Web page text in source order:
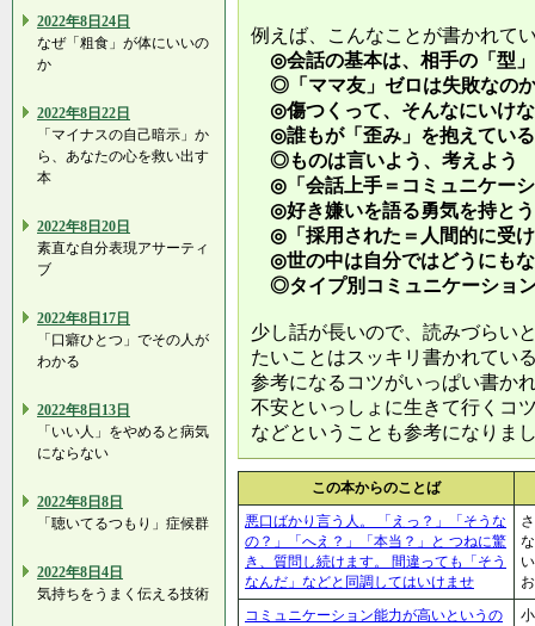
2022年8日24日
なぜ「粗食」が体にいいの
か
2022年8日22日
「マイナスの自己暗示」か
ら、あなたの心を救い出す
本
2022年8日20日
素直な自分表現アサーティ
ブ
2022年8日17日
「口癖ひとつ」でその人が
わかる
2022年8日13日
「いい人」をやめると病気
にならない
2022年8日8日
「聴いてるつもり」症候群
2022年8日4日
気持ちをうまく伝える技術
例えば、こんなことが書かれて
◎会話の基本は、相手の「型
◎「ママ友」ゼロは失敗なの
◎傷つくって、そんなにいけ
◎誰もが「歪み」を抱えている
◎ものは言いよう、考えよう
◎「会話上手＝コミュニケー
◎好き嫌いを語る勇気を持とう
◎「採用された＝人間的に受
◎世の中は自分ではどうにも
◎タイプ別コミュニケーショ
少し話が長いので、読みづらい
たいことはスッキリ書かれてい
参考になるコツがいっぱい書か
不安といっしょに生きて行くコ
などということも参考になりま
この本からのことば
悪口ばかり言う人。 「えっ？」「そうな
の？」「へえ？」「本当？」と つねに驚
き、質問し続けます。 間違っても「そう
なんだ」などと同調してはいけませ
コミュニケーション能力が高いというの